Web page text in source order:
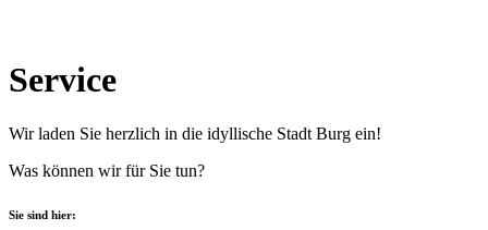
Service
Wir laden Sie herzlich in die idyllische Stadt Burg ein!
Was können wir für Sie tun?
Sie sind hier: